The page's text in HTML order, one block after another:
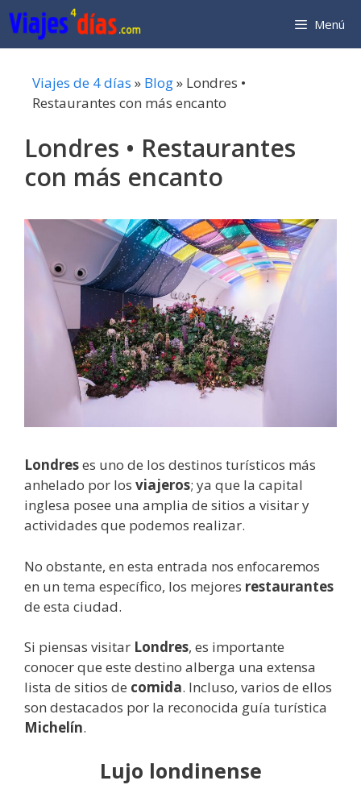
Saltar
al
contenido
Menú
Viajes de 4 días » Blog» Londres •
Restaurantes con más encanto
Londres • Restaurantes
con más encanto
Londreses uno de los destinos turísticos más
anhelado por los viajeros; ya que la capital
inglesa posee una amplia de sitios a visitar y
actividades que podemos realizar.
No obstante, en esta entrada nos enfocaremos
en un tema específico, los mejores restaurantes
de esta ciudad.
Si piensas visitar Londres, es importante
conocer que este destino alberga una extensa
lista de sitios de comida. Incluso, varios de ellos
son destacados por la reconocida guía turística
Michelín.
Lujo londinense